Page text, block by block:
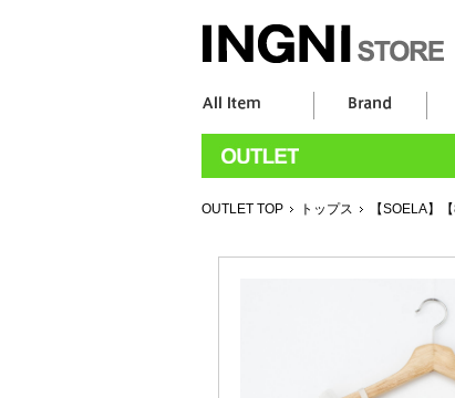
OUTLET TOP トップス 【SOELA】